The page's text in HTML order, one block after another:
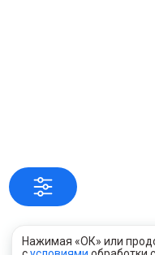
Нажимая «ОК» или